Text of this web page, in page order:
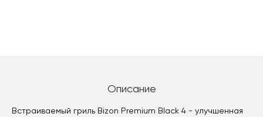
Описание
Встраиваемый гриль Bizon Premium Black 4 - улучшенная